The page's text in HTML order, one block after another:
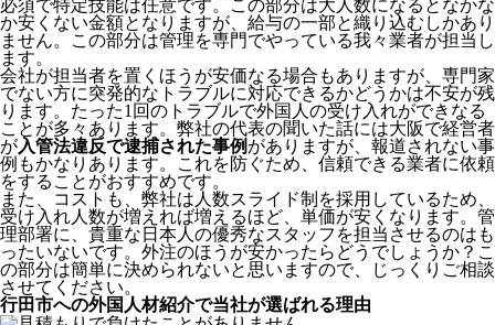
必須で特定技能は任意です。この部分は大人数になるとなかな
か安くない金額となりますが、給与の一部と織り込むしかあり
ません。この部分は管理を専門でやっている我々業者が担当し
ます。
会社が担当者を置くほうが安価なる場合もありますが、専門家
でない方に突発的なトラブルに対応できるかどうかは不安が残
ります。たった1回のトラブルで外国人の受け入れができなる
ことが多々あります。弊社の代表の聞いた話には大阪で経営者
が入管法違反で逮捕された事例 がありますが、報道されない事
例もかなりあります。これを防ぐため、信頼できる業者に依頼
をすることがおすすめです。
また、コストも、弊社は人数スライド制を採用しているため、
受け入れ人数が増えれば増えるほど、単価が安くなります。管
理部署に、貴重な日本人の優秀なスタッフを担当させるのはも
ったいないです。外注のほうが安かったらどうでしょうか？こ
の部分は簡単に決められないと思いますので、じっくりご相談
させてください。
行田市への外国人材紹介で当社が選ばれる理由